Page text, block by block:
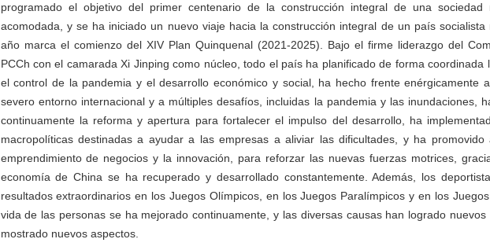
programado el objetivo del primer centenario de la construcción integral de una sociedad
acomodada, y se ha iniciado un nuevo viaje hacia la construcción integral de un país socialista
año marca el comienzo del XIV Plan Quinquenal (2021-2025). Bajo el firme liderazgo del
PCCh con el camarada Xi Jinping como núcleo, todo el país ha planificado de forma coordinada
el control de la pandemia y el desarrollo económico y social, ha hecho frente enérgicamente
severo entorno internacional y a múltiples desafíos, incluidas la pandemia y las inundaciones,
continuamente la reforma y apertura para fortalecer el impulso del desarrollo, ha
macropolíticas destinadas a ayudar a las empresas a aliviar las dificultades, y ha promovido
emprendimiento de negocios y la innovación, para reforzar las nuevas fuerzas motrices,
economía de China se ha recuperado y desarrollado constantemente. Además, los
resultados extraordinarios en los Juegos Olímpicos, en los Juegos Paralímpicos y en los
vida de las personas se ha mejorado continuamente, y las diversas causas han logrado nuevos
mostrado nuevos aspectos.